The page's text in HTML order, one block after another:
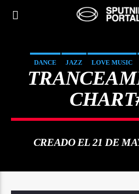
DANCE JAZZ LOVE MUSIC
TRANCEAMERICA
CREADO EL 21 DE